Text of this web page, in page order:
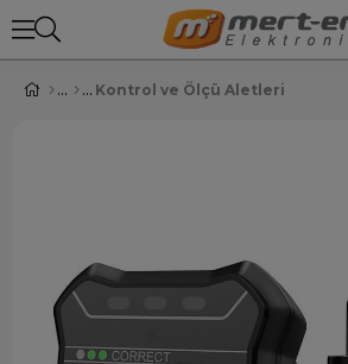
Kontrol ve Ölçü Aletleri